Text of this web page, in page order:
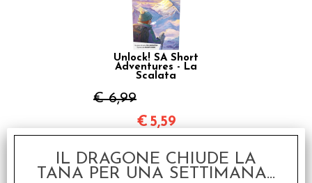
Unlock! SA Short
Adventures - La
Scalata
€ 6,99
€ 5,59
IL DRAGONE CHIUDE LA
TANA PER UNA SETTIMANA...